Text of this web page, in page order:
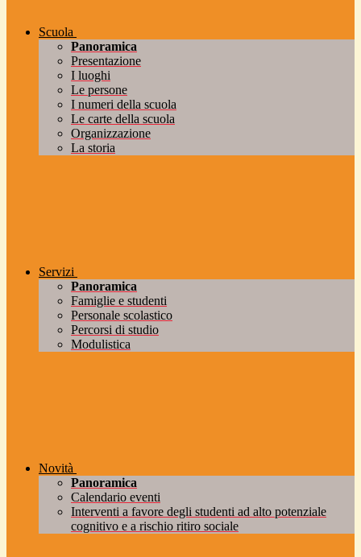
Scuola
Panoramica
Presentazione
I luoghi
Le persone
I numeri della scuola
Le carte della scuola
Organizzazione
La storia
Servizi
Panoramica
Famiglie e studenti
Personale scolastico
Percorsi di studio
Modulistica
Novità
Panoramica
Calendario eventi
Interventi a favore degli studenti ad alto potenziale
cognitivo e a rischio ritiro sociale